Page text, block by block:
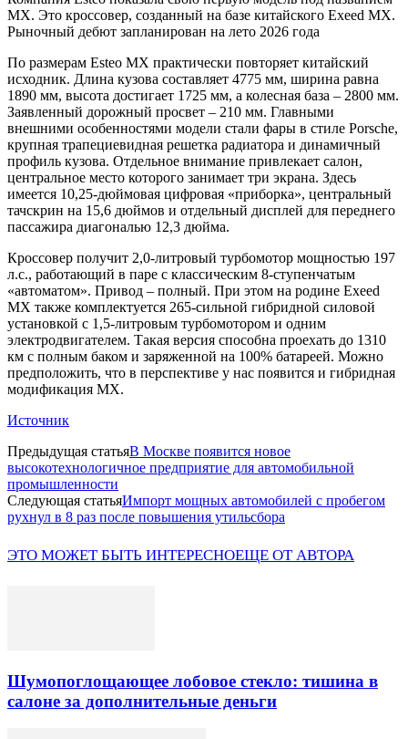
MX. Это кроссовер, созданный на базе китайского Exeed MX.
Рыночный дебют запланирован на лето 2026 года
По размерам Esteo MX практически повторяет китайский
исходник. Длина кузова составляет 4775 мм, ширина равна
1890 мм, высота достигает 1725 мм, а колесная база – 2800 мм.
Заявленный дорожный просвет – 210 мм. Главными
внешними особенностями модели стали фары в стиле Porsche,
крупная трапециевидная решетка радиатора и динамичный
профиль кузова. Отдельное внимание привлекает салон,
центральное место которого занимает три экрана. Здесь
имеется 10,25-дюймовая цифровая «приборка», центральный
тачскрин на 15,6 дюймов и отдельный дисплей для переднего
пассажира диагональю 12,3 дюйма.
Кроссовер получит 2,0-литровый турбомотор мощностью 197
л.с., работающий в паре с классическим 8-ступенчатым
«автоматом». Привод – полный. При этом на родине Exeed
MX также комплектуется 265-сильной гибридной силовой
установкой с 1,5-литровым турбомотором и одним
электродвигателем. Такая версия способна проехать до 1310
км с полным баком и заряженной на 100% батареей. Можно
предположить, что в перспективе у нас появится и гибридная
модификация MX.
Источник
Предыдущая статьяВ Москве появится новое
высокотехнологичное предприятие для автомобильной
промышленности
Следующая статьяИмпорт мощных автомобилей с пробегом
рухнул в 8 раз после повышения утильсбора
ЭТО МОЖЕТ БЫТЬ ИНТЕРЕСНОЕЩЕ ОТ АВТОРА
Шумопоглощающее лобовое стекло: тишина в
салоне за дополнительные деньги